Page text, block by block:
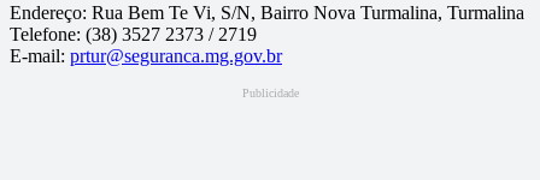
Endereço: Rua Bem Te Vi, S/N, Bairro Nova Turmalina, Turmalina
Telefone: (38) 3527 2373 / 2719
E-mail: prtur@seguranca.mg.gov.br
Publicidade